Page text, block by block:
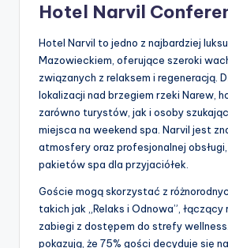
Hotel Narvil
Hotel Narvil to jedno z najbardziej
Mazowieckiem, oferujące szeroki
związanych z relaksem i regeneracją.
lokalizacji nad brzegiem rzeki Narew,
zarówno turystów, jak i osoby
miejsca na weekend spa. Narvil jest
atmosfery oraz profesjonalnej
pakietów spa dla przyjaciółek.
Goście mogą skorzystać z
takich jak „Relaks i Odnowa”, łączący
zabiegi z dostępem do strefy
pokazują, że 75% gości decyduje się